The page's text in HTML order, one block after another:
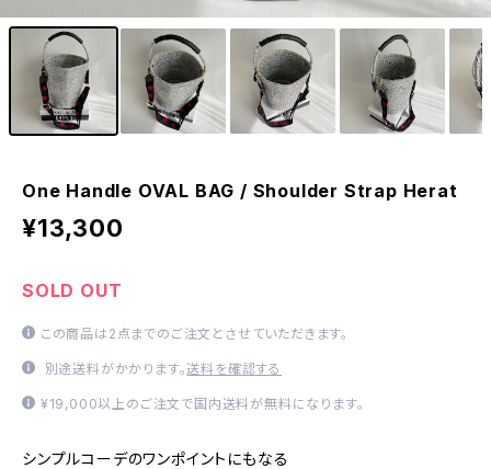
One Handle OVAL BAG / Shoulder Strap Herat
¥13,300
SOLD OUT
この商品は2点までのご注文とさせていただきます。
別途送料がかかります。送料を確認する
¥19,000以上のご注文で国内送料が無料になります。
シンプルコーデのワンポイントにもなる